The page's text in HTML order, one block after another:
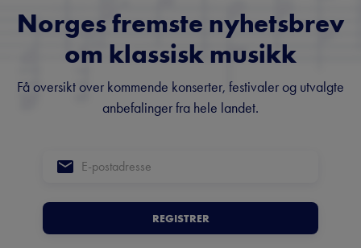
Norges fremste nyhetsbrev
om klassisk musikk
Få oversikt over kommende konserter, festivaler og utvalgte
anbefalinger fra hele landet.
REGISTRER